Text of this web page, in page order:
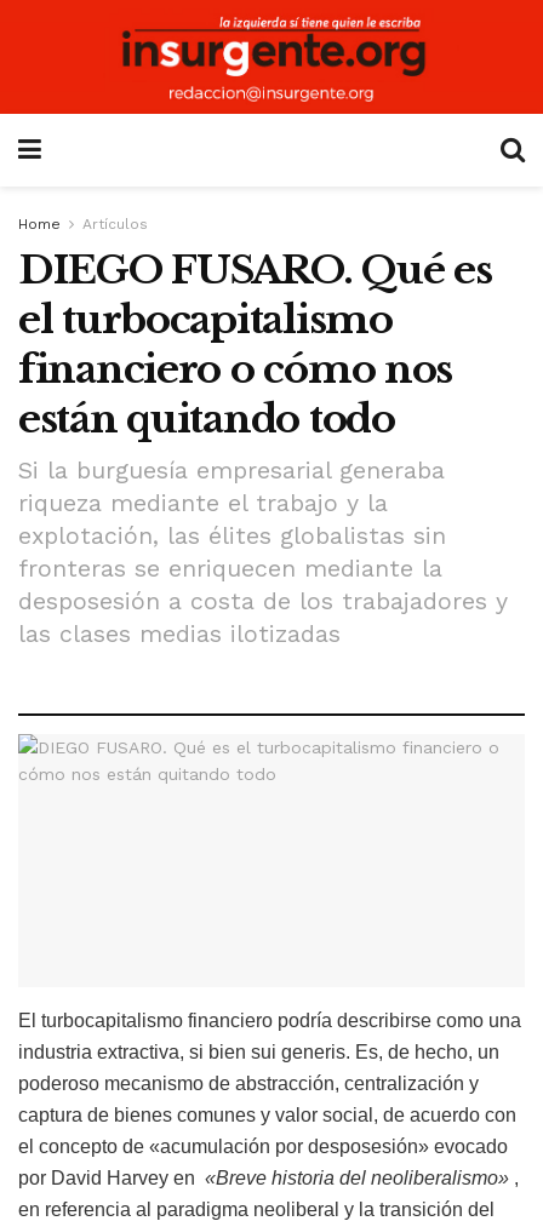
Home Artículos
DIEGO FUSARO. Qué es
el turbocapitalismo
financiero o cómo nos
están quitando todo
Si la burguesía empresarial generaba
riqueza mediante el trabajo y la
explotación, las élites globalistas sin
fronteras se enriquecen mediante la
desposesión a costa de los trabajadores y
las clases medias ilotizadas
El turbocapitalismo financiero podría describirse como una
industria extractiva, si bien sui generis. Es, de hecho, un
poderoso mecanismo de abstracción, centralización y
captura de bienes comunes y valor social, de acuerdo con
el concepto de «acumulación por desposesión» evocado
por David Harvey en «Breve historia del neoliberalismo» ,
en referencia al paradigma neoliberal y la transición del